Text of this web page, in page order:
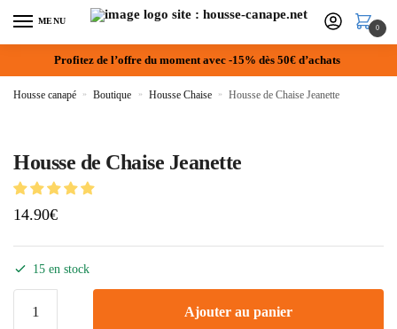
MENU
0
Profitez de l’offre du moment avec -15% dès 50€ d’achats
Housse canapé » Boutique » Housse Chaise » Housse de Chaise Jeanette
Housse de Chaise Jeanette
14.90€
15 en stock
Ajouter au panier